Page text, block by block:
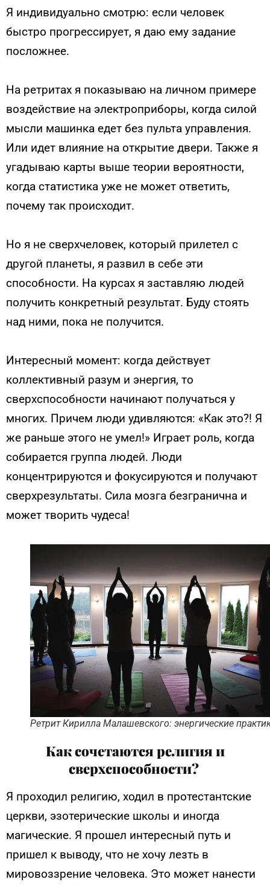
Я индивидуально смотрю: если человек
быстро прогрессирует, я даю ему задание
посложнее.
На ретритах я показываю на личном примере
воздействие на электроприборы, когда силой
мысли машинка едет без пульта управления.
Или идет влияние на открытие двери. Также я
угадываю карты выше теории вероятности,
когда статистика уже не может ответить,
почему так происходит.
Но я не сверхчеловек, который прилетел с
другой планеты, я развил в себе эти
способности. На курсах я заставляю людей
получить конкретный результат. Буду стоять
над ними, пока не получится.
Интересный момент: когда действует
коллективный разум и энергия, то
сверхспособности начинают получаться у
многих. Причем люди удивляются: «Как это?! Я
же раньше этого не умел!» Играет роль, когда
собирается группа людей. Люди
концентрируются и фокусируются и получают
сверхрезультаты. Сила мозга безгранична и
может творить чудеса!
Ретрит Кирилла Малашевского: энергические
Как сочетаются религия и
сверхспособности?
Я проходил религию, ходил в протестантские
церкви, эзотерические школы и иногда
магические. Я прошел интересный путь и
пришел к выводу, что не хочу лезть в
мировоззрение человека. Это может нанести